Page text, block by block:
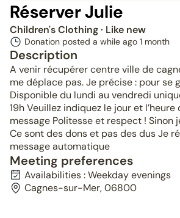
Réserver Julie
Children's Clothing· Like new
Donation posted a while ago 1 month
Description
A venir récupérer centre ville de
me déplace pas. Je précise : pour se
Disponible du lundi au vendredi
19h Veuillez indiquez le jour et
message Politesse et respect ! Sinon
Ce sont des dons et pas des dus Je
message automatique
Meeting preferences
Availabilities : Weekday evenings
Cagnes-sur-Mer, 06800